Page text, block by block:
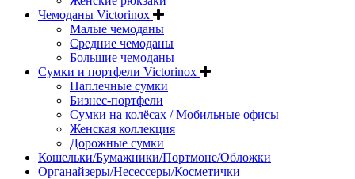
Чемоданы Victorinox
Малые чемоданы
Средние чемоданы
Большие чемоданы
Сумки и портфели Victorinox
Наплечные сумки
Бизнес-портфели
Сумки на колёсах / Мобильные офисы
Женская коллекция
Дорожные сумки
Кошельки/Бумажники/Портмоне/Обложки
Органайзеры/Несессеры/Косметички